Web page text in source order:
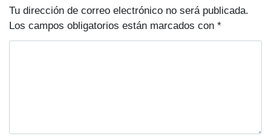
Tu dirección de correo electrónico no será publicada.
Los campos obligatorios están marcados con *